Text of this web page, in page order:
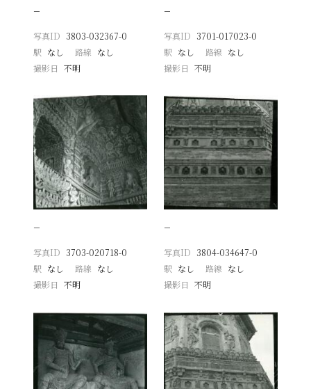
−
写真ID 3803-032367-0
駅 なし 路線 なし
撮影日
不明
−
写真ID 3701-017023-0
駅 なし 路線 なし
撮影日 不明
−
写真ID 3703-020718-0
駅 なし 路線 なし
撮影日
不明
−
写真ID 3804-034647-0
駅 なし 路線 なし
撮影日 不明